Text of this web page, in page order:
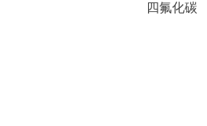
四氟化碳